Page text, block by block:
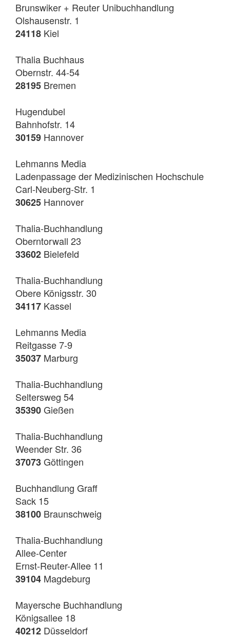
Brunswiker + Reuter Unibuchhandlung
Olshausenstr. 1
24118 Kiel
Thalia Buchhaus
Obernstr. 44-54
28195 Bremen
Hugendubel
Bahnhofstr. 14
30159 Hannover
Lehmanns Media
Ladenpassage der Medizinischen Hochschule
Carl-Neuberg-Str. 1
30625 Hannover
Thalia-Buchhandlung
Oberntorwall 23
33602 Bielefeld
Thalia-Buchhandlung
Obere Königsstr. 30
34117 Kassel
Lehmanns Media
Reitgasse 7-9
35037 Marburg
Thalia-Buchhandlung
Seltersweg 54
35390Gießen
Thalia-Buchhandlung
Weender Str. 36
37073Göttingen
Buchhandlung Graff
Sack 15
38100 Braunschweig
Thalia-Buchhandlung
Allee-Center
Ernst-Reuter-Allee 11
39104 Magdeburg
Mayersche Buchhandlung
Königsallee 18
40212 Düsseldorf